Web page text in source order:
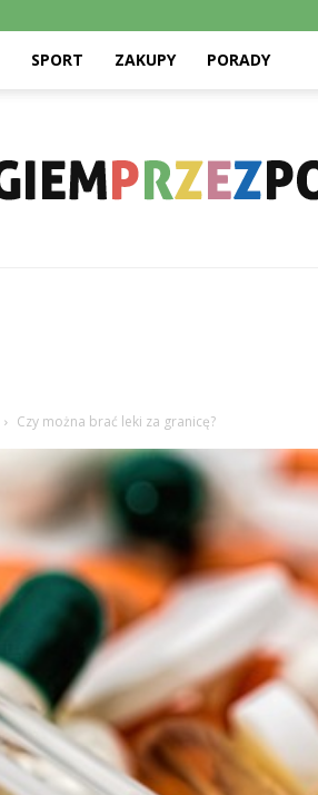
SPORT ZAKUPY PORADY
Czy można brać leki za granicę?